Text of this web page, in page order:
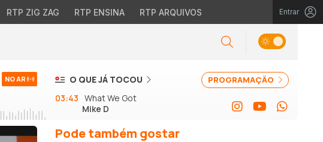
RTP ZIG ZAG RTP ENSINA RTP ARQUIVOS Entrar
NO AR PROGRAMAÇÃO
O QUE JÁ TOCOU
03:43 What We Got
Mike D
Pode também gostar